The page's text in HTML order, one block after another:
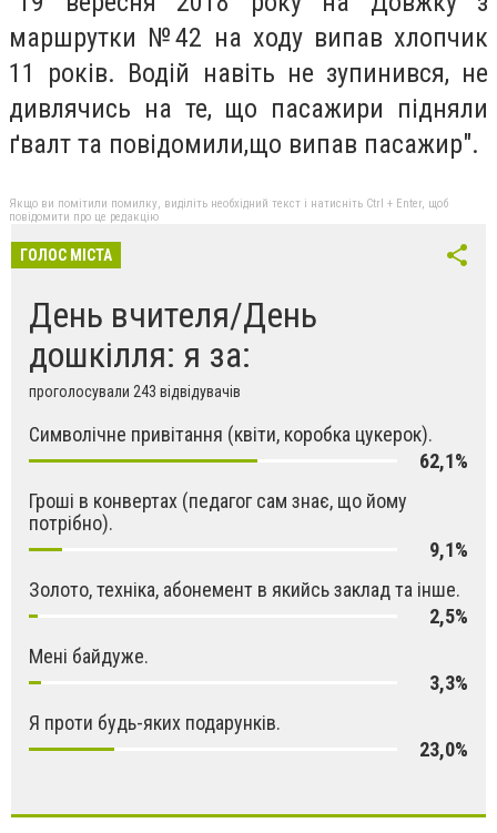
маршрутки №42 на ходу випав хлопчик
11 років. Водій навіть не зупинився, не
дивлячись на те, що пасажири підняли
ґвалт та повідомили,що випав пасажир".
Якщо ви помітили помилку, виділіть необхідний текст і натисніть Ctrl + Enter, щоб
повідомити про це редакцію
ГОЛОС МІСТА
День вчителя/День
дошкілля: я за:
проголосували 243 відвідувачів
Символічне привітання (квіти, коробка цукерок).
62,1%
Гроші в конвертах (педагог сам знає, що йому
потрібно).
9,1%
Золото, техніка, абонемент в якийсь заклад та інше.
2,5%
Мені байдуже.
3,3%
Я проти будь-яких подарунків.
23,0%